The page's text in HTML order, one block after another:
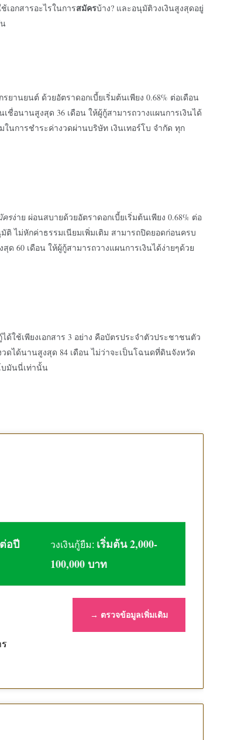
ช้เอกสารอะไรในการสมัครบ้าง? และอนุมัติวงเงินสูงสุดอยู่
ยานยนต์ ด้วยอัตราดอกเบี้ยเริ่มต้นเพียง 0.68% ต่อเดือน
ชื่อนานสูงสุด 36 เดือน ให้ผู้กู้สามารถวางแผนการเงินได้
ในการชำระค่างวดผ่านบริษัท เงินเทอร์โบ จํากัด ทุก
ครง่าย ผ่อนสบายด้วยอัตราดอกเบี้ยเริ่มต้นเพียง 0.68% ต่อ
ไม่หักค่าธรรมเนียมเพิ่มเติม สามารถปิดยอดก่อนครบ
60 เดือน ให้ผู้กู้สามารถวางแผนการเงินได้ง่ายๆด้วย
ช้เพียงเอกสาร 3 อย่าง คือบัตรประจำตัวประชาชนตัว
ดได้นานสูงสุด 84 เดือน ไม่ว่าจะเป็นโฉนดที่ดินจังหวัด
บมันนี่เท่านั้น
อปี วงเงินกู้ยืม: เริ่มต้น 2,000-
100,000 บาท
→ ตรวจข้อมูลเพิ่มเติม